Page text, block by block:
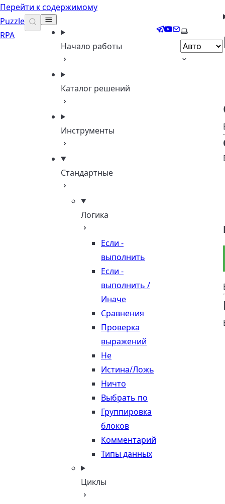
Перейти к содержимому
Puzzle
RPA
Начало работы
Каталог решений
Инструменты
Стандартные
Логика
Если -
выполнить
Если -
выполнить /
Иначе
Сравнения
Проверка
выражений
Не
Истина/Ложь
Ничто
Выбрать по
Группировка
блоков
Комментарий
Типы данных
Циклы
Telegram
YouTube
EmailВыберите